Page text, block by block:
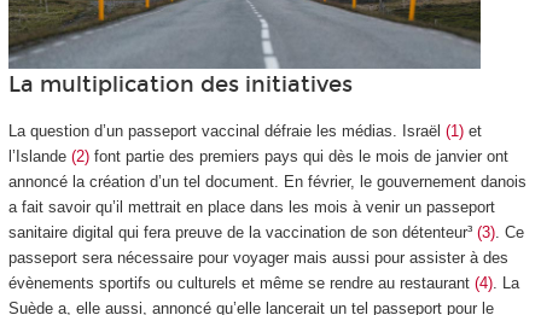
La multiplication des initiatives
La question d’un passeport vaccinal défraie les médias. Israël (1)et
l’Islande (2)font partie des premiers pays qui dès le mois de janvier ont
annoncé la création d’un tel document. En février, le gouvernement danois
a fait savoir qu’il mettrait en place dans les mois à venir un passeport
sanitaire digital qui fera preuve de la vaccination de son détenteur³ (3). Ce
passeport sera nécessaire pour voyager mais aussi pour assister à des
évènements sportifs ou culturels et même se rendre au restaurant (4). La
Suède a, elle aussi, annoncé qu’elle lancerait un tel passeport pour le